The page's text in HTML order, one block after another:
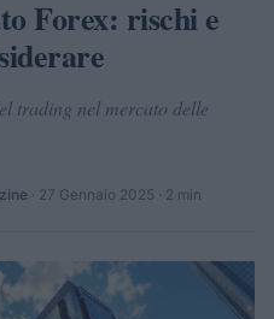
Forex: rischi e
trading nel mercato delle
· 27 Gennaio 2025 · 2 min